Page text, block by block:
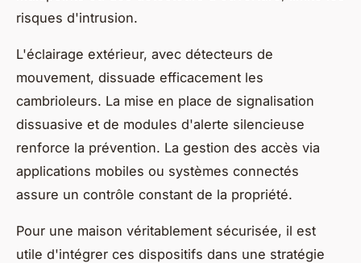
risques d'intrusion.
L'éclairage extérieur, avec détecteurs de
mouvement, dissuade efficacement les
cambrioleurs. La mise en place de signalisation
dissuasive et de modules d'alerte silencieuse
renforce la prévention. La gestion des accès via
applications mobiles ou systèmes connectés
assure un contrôle constant de la propriété.
Pour une maison véritablement sécurisée, il est
utile d'intégrer ces dispositifs dans une stratégie